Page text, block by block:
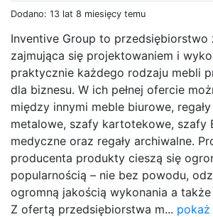
Dodano: 13 lat 8 miesięcy temu
Inventive Group to przedsiębiorstwo
zajmująca się projektowaniem i
praktycznie każdego rodzaju mebli
dla biznesu. W ich pełnej ofercie
między innymi meble biurowe,
metalowe, szafy kartotekowe, szafy
medyczne oraz regały archiwalne.
producenta produkty cieszą się
popularnością – nie bez powodu,
ogromną jakością wykonania a także
Z ofertą przedsiębiorstwa m... pokaż